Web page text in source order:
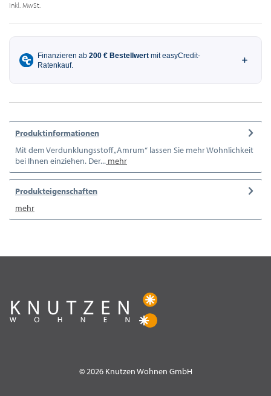
inkl. MwSt.
Produktinformationen
Mit dem Verdunklungsstoff „Amrum“ lassen Sie mehr Wohnlichkeit
bei Ihnen einziehen. Der... mehr
Produkteigenschaften
mehr
© 2026 Knutzen Wohnen GmbH